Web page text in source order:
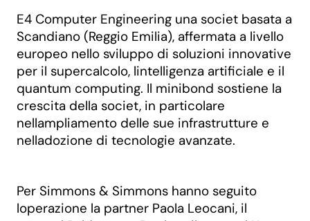
E4 Computer Engineering una societ basata a
Scandiano (Reggio Emilia), affermata a livello
europeo nello sviluppo di soluzioni innovative
per il supercalcolo, lintelligenza artificiale e il
quantum computing. Il minibond sostiene la
crescita della societ, in particolare
nellampliamento delle sue infrastrutture e
nelladozione di tecnologie avanzate.
Per Simmons & Simmons hanno seguito
loperazione la partner Paola Leocani, il